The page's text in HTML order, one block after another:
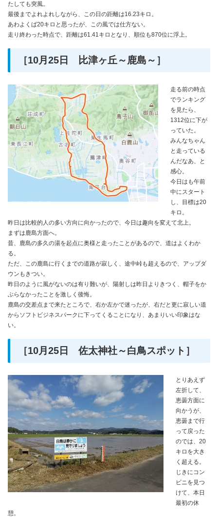
たしても突風。
最後までよれよれしながら、この日の距離は16.23キロ。
あわよくば20キロと思ったが、この風では仕方ない。
走り終わった時点で、距離は61.41キロとなり、順位も870位に浮上。
［10月25日 比津ヶ丘～鹿島～］
走る前の時点
でランキング
を見たら、
1312位に下が
っていた。
みんなちゃん
と走っている
んだなあ、と
感心。
今日はも午前
中にスタート
し、目標は20
キロ。
昨日は比較的人の多い方向に向かったので、今日は趣向を変えて北上。
まずは鹿島方面へ。
昔、鹿島の多久の湯を起点に奥様と走ったことがあるので、道はよくわか
る。
ただ、この鹿島に行くまでの道路が寂しく、途中峠も超えるので、アップダ
ウンもきつい。
昨日のように風がないのは有り難いが、陽射しは昨日よりきつく、帽子をか
ぶらなかったことを激しく後悔。
鹿島の交差点まで来たところで、右か左かで迷ったが、右だと更に寂しい道
からソフトビジネスパークに下ってくることになり、あまりいい印象はな
い。
［10月25日 佐太神社～白鳥スポット］
とりあえず
左折して、
恵曇方面に
向かうが、
恵曇まで行
って戻った
のでは、20
キロを大き
く超える。
じきにコン
ビニを見つ
けて、本日
最初の休
憩。